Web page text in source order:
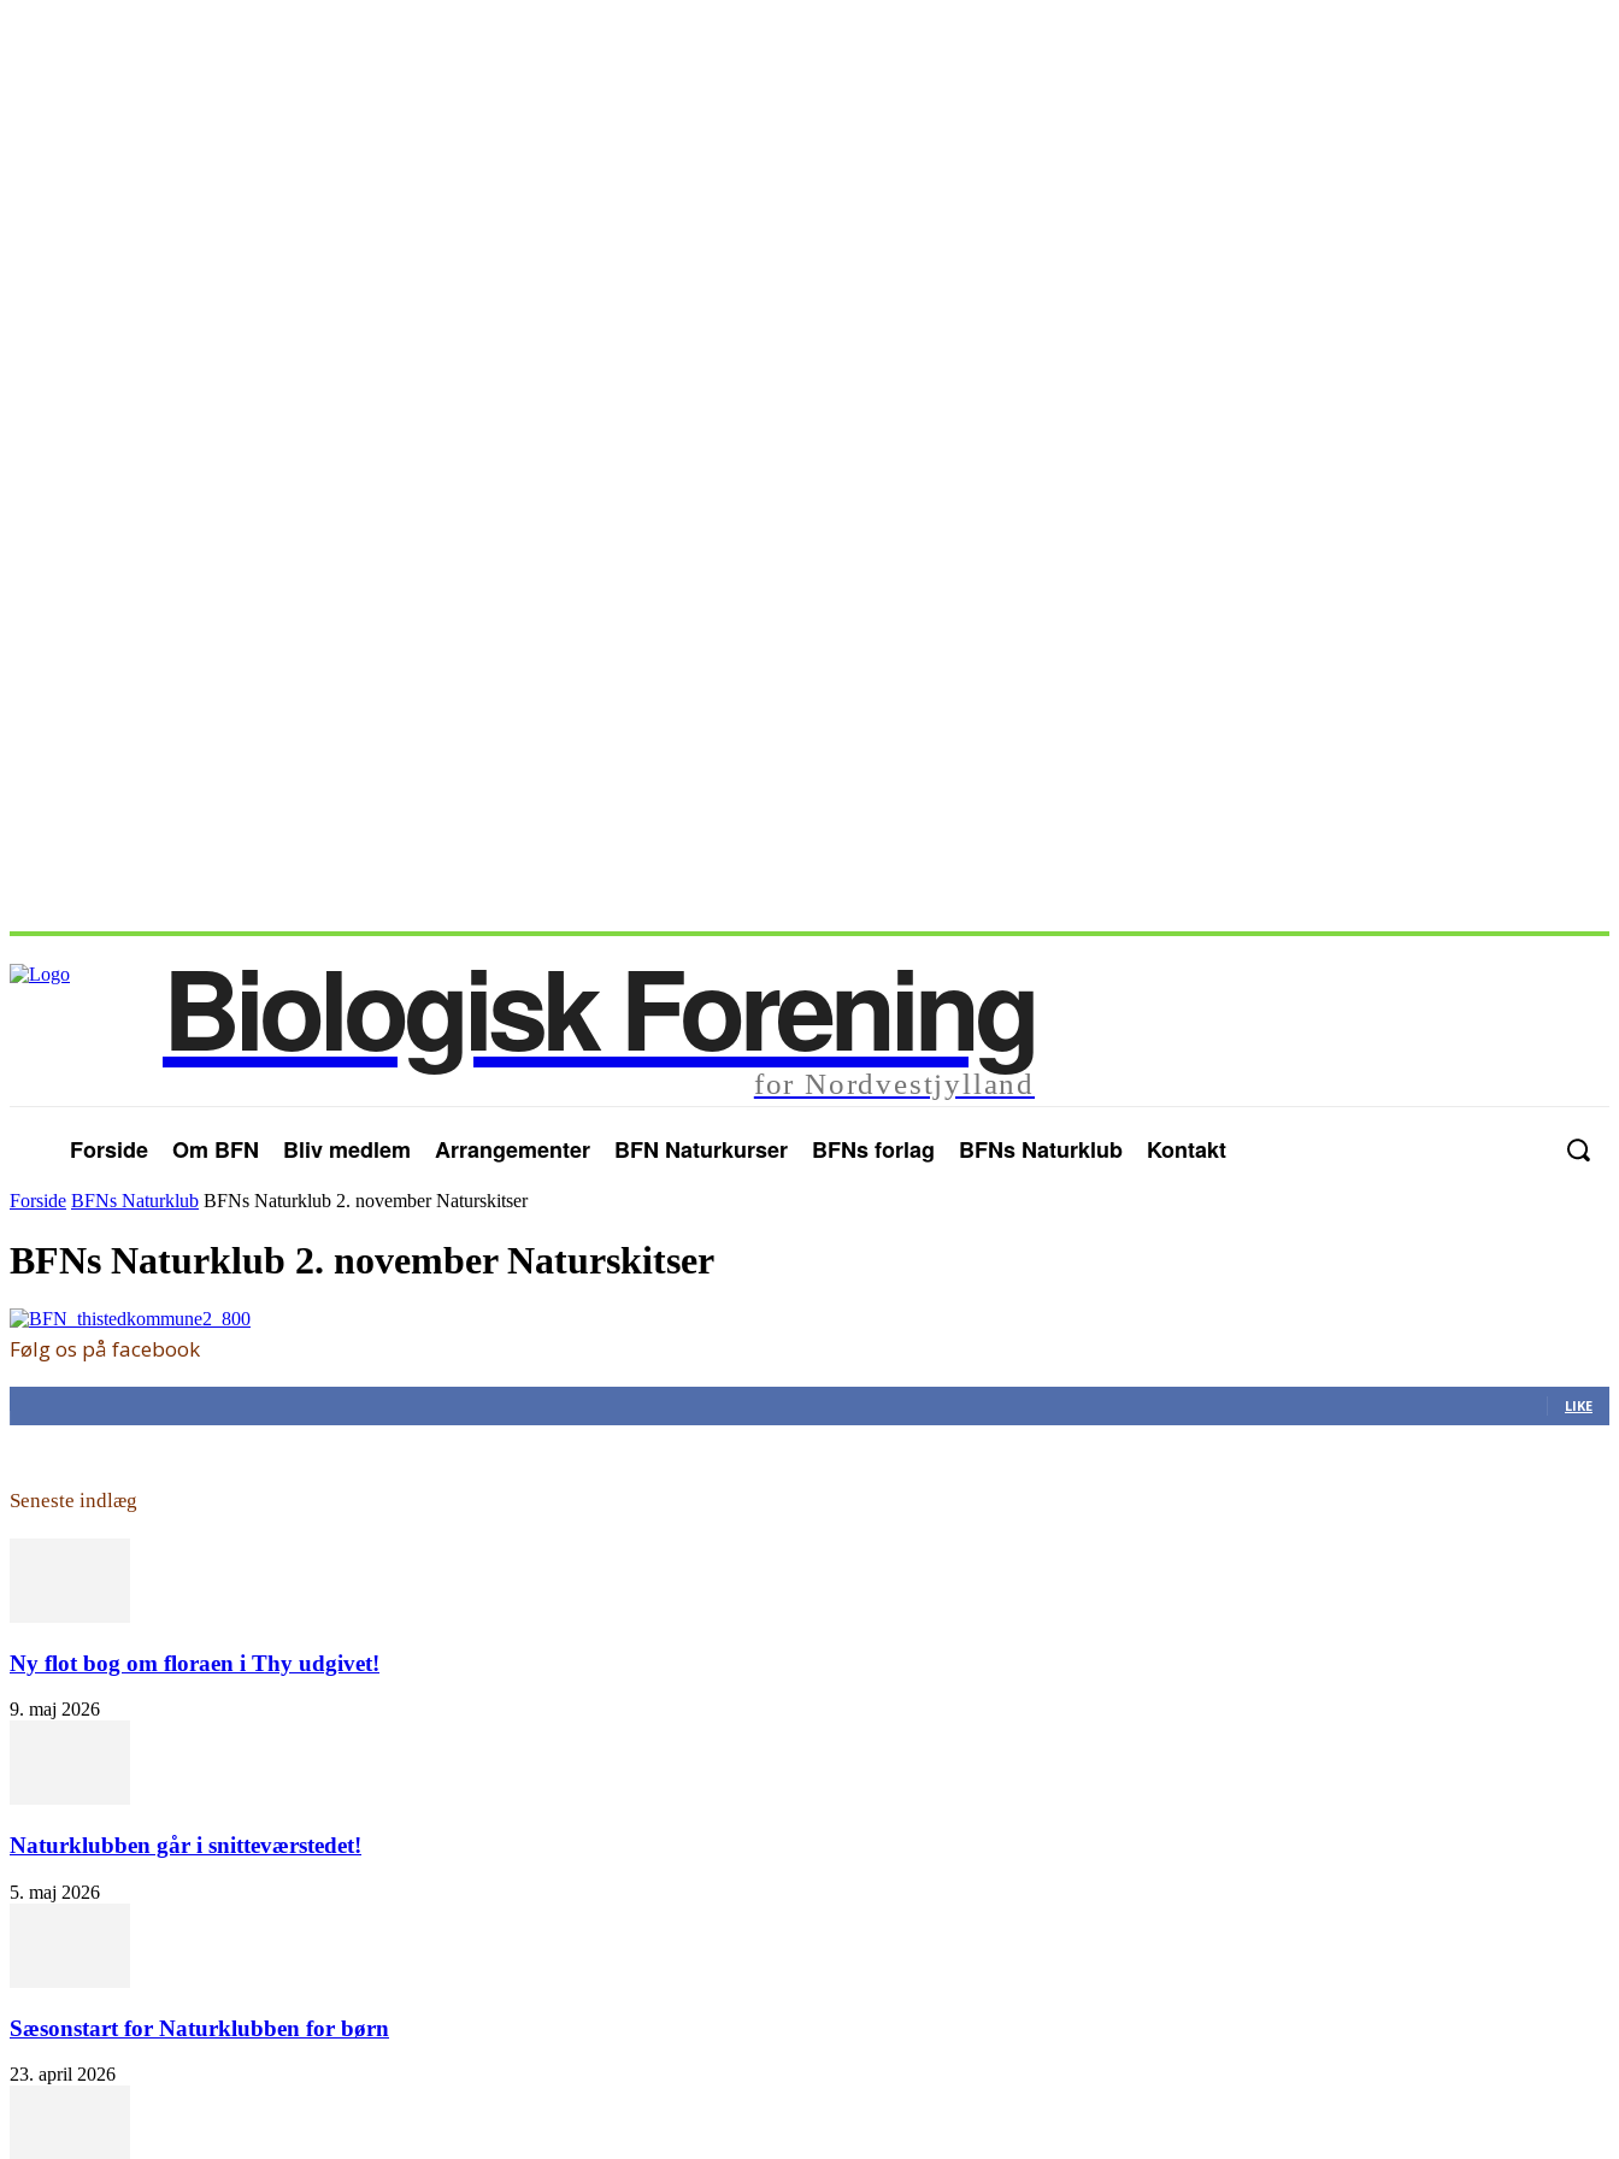
Biologisk Forening
for Nordvestjylland
Forside Om BFN Bliv medlem Arrangementer BFN Naturkurser BFNs forlag BFNs Naturklub Kontakt
Forside BFNs Naturklub BFNs Naturklub 2. november Naturskitser
BFNs Naturklub 2. november Naturskitser
Følg os på facebook
LIKE
Seneste indlæg
Ny flot bog om floraen i Thy udgivet!
9. maj 2026
Naturklubben går i snitteværstedet!
5. maj 2026
Sæsonstart for Naturklubben for børn
23. april 2026